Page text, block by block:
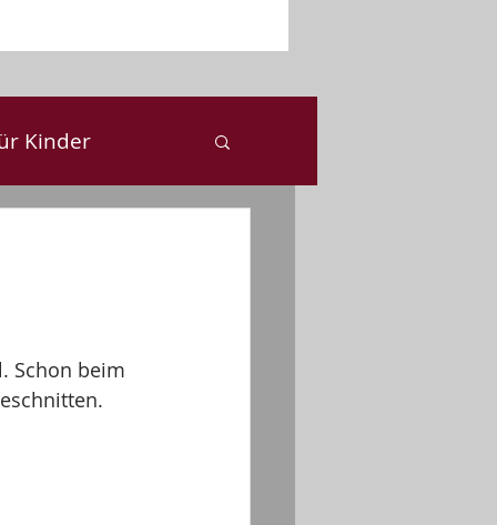
Kinder
Schon beim